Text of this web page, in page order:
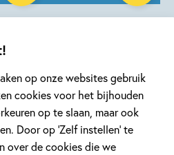
op onze websites gebruik
cookies voor het bijhouden
op te slaan, maar ook
Door op ‘Zelf instellen’ te
over de cookies die we
Jozua
Hees